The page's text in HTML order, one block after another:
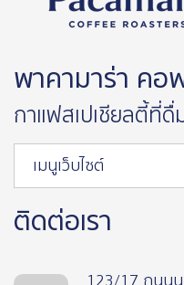
พาคามาร่า คอ
กาแฟสเปเชียลตี้ที่ดื่
เมนูเว็บไซต์
ติดต่อเรา